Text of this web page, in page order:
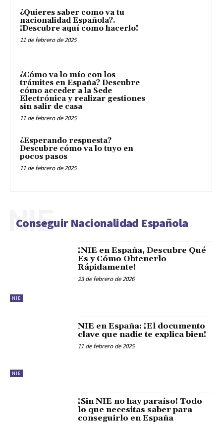
¿Quieres saber como va tu
nacionalidad Española?.
¡Descubre aquí como hacerlo!
11 de febrero de 2025
¿Cómo va lo mío con los
trámites en España? Descubre
cómo acceder a la Sede
Electrónica y realizar gestiones
sin salir de casa
11 de febrero de 2025
¿Esperando respuesta?
Descubre cómo va lo tuyo en
pocos pasos
11 de febrero de 2025
Conseguir Nacionalidad Española
NIE
NIE
¡NIE en España, Descubre Qué
Es y Cómo Obtenerlo
Rápidamente!
23 de febrero de 2026
NIE
NIE en España: ¡El documento
clave que nadie te explica bien!
11 de febrero de 2025
¡Sin NIE no hay paraíso! Todo
lo que necesitas saber para
conseguirlo en España